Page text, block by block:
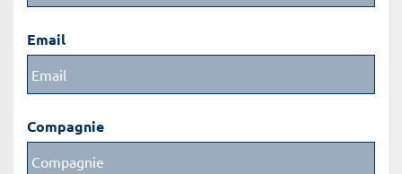
Email
Compagnie